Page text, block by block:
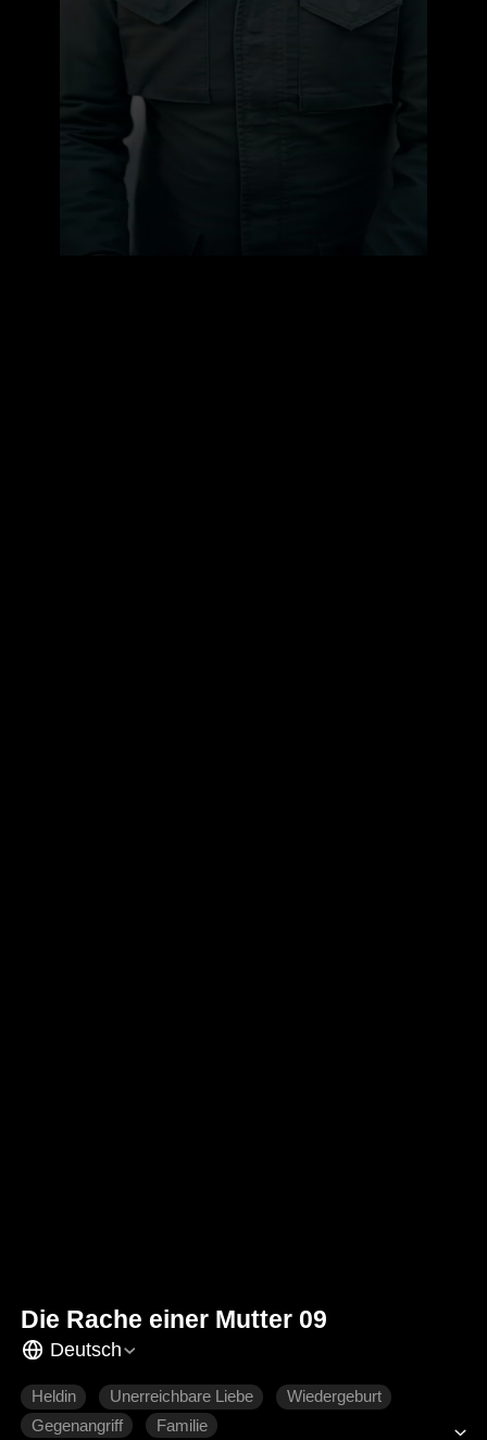
Die Rache einer Mutter 09
Deutsch
Heldin Unerreichbare Liebe
Wiedergeburt
Gegenangriff
Familie